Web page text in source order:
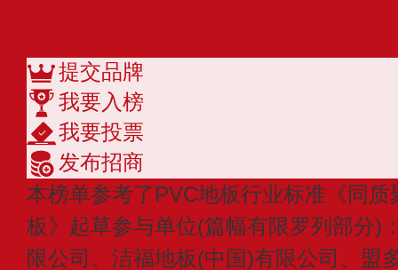
提交品牌
我要入榜
我要投票
发布招商
本榜单参考了PVC地板行业标准《同
板》起草参与单位(篇幅有限罗列部分)
限公司、洁福地板(中国)有限公司、盟